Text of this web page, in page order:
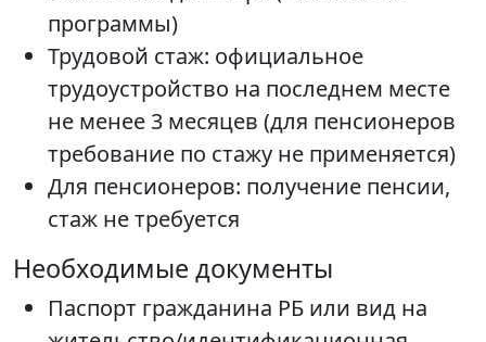
программы)
Трудовой стаж: официальное
трудоустройство на последнем месте
не менее 3 месяцев (для пенсионеров
требование по стажу не применяется)
Для пенсионеров: получение пенсии,
стаж не требуется
Необходимые документы
Паспорт гражданина РБ или вид на